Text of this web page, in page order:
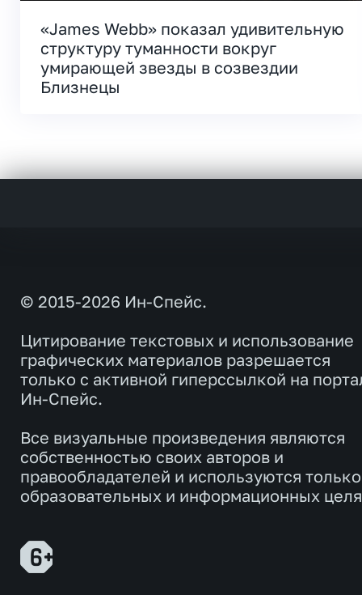
«James Webb» показал удивительную
структуру туманности вокруг
умирающей звезды в созвездии
Близнецы
© 2015-2026 Ин-Спейс.
Цитирование текстовых и использование
графических материалов разрешается
только с активной гиперссылкой на
Ин-Спейс.
Все визуальные произведения являются
собственностью своих авторов и
правообладателей и используются
образовательных и информационных